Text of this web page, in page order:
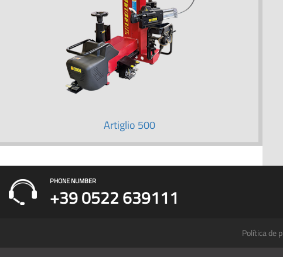
Artiglio 500
PHONE NUMBER
+39 0522 639111
Política de